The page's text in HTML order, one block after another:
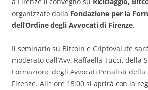
organizzato dalla Fondazione per la
dell’Ordine degli Avvocati di Firenze.
Il seminario su Bitcoin e Criptovalute
moderato dall’Avv. Raffaella Tucci, della
Formazione degli Avvocati Penalisti della
Firenze. Alle ore 15:00 si aprirà con la